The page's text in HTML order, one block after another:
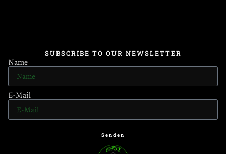
SUBSCRIBE TO OUR NEWSLETTER
Name
E-Mail
Senden